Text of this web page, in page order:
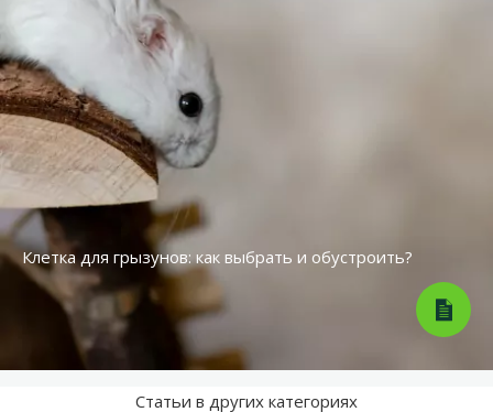
Клетка для грызунов: как выбрать и обустроить?
Статьи в других категориях